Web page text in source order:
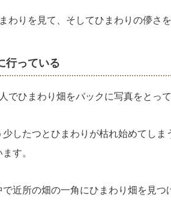
わりを見て、そしてひまわりの儚さ
行っている
でひまわり畑をバックに写真をとって
したつとひまわりが枯れ始めてし
す。
近所の畑の一角にひまわり畑を見つ